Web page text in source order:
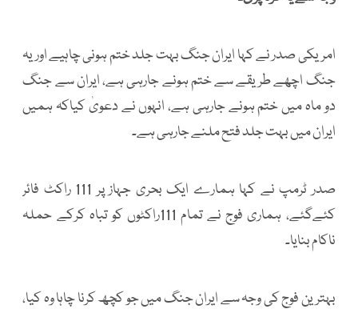
امریکی صدر نے کہا ایران جنگ بہت جلد ختم ہونی چاہیے اور یہ
جنگ اچھے طریقے سے ختم ہونے جارہی ہے، ایران سے جنگ
دو ماہ میں ختم ہونے جارہی ہے، انہوں نے دعویٰ کیاکہ ہمیں
ایران میں بہت جلد فتح ملنے جارہی ہے۔
صدر ٹرمپ نے کہا ہمارے ایک بحری جہاز پر 111 راکٹ فائر
کئےگئے، ہماری فوج نے تمام 111راکٹوں کو تباہ کرکے حملہ
ناکام بنایا۔
بہترین فوج کی وجہ سے ایران جنگ میں جو کچھ کرنا چاہا وہ کیا،